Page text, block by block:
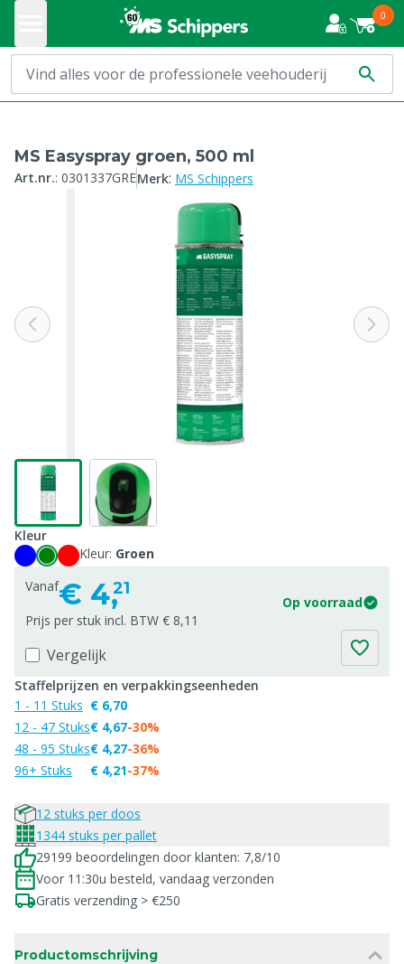
0
MS Easyspray groen, 500 ml
Art.nr.: 0301337GREMerk: MS Schippers
Kleur
Kleur: Groen
Vanaf€ 4,21
Op voorraad
Prijs per stuk incl. BTW € 8,11
Vergelijk
Staffelprijzen en verpakkingseenheden
1 - 11 Stuks
12 - 47 Stuks
48 - 95 Stuks
96+ Stuks
€ 6,70
€ 4,67
€ 4,27
€ 4,21
-30%
-36%
-37%
12 stuks per doos
1344 stuks per pallet
29199 beoordelingen door klanten: 7,8/10
Voor 11:30u besteld, vandaag verzonden
Gratis verzending > €250
Productomschrijving